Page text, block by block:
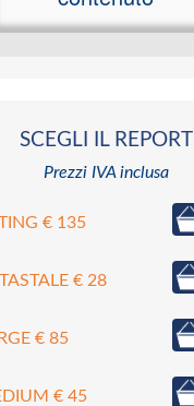
SCEGLI IL REPORT
Prezzi IVA inclusa
€ 135
€ 28
€ 85
€ 45